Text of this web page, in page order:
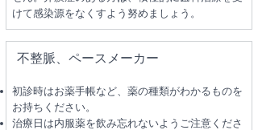
けて感染源をなくすよう努めましょう。
不整脈、ペースメーカー
初診時はお薬手帳など、薬の種類がわかるものを
お持ちください。
治療日は内服薬を飲み忘れないようご注意くださ